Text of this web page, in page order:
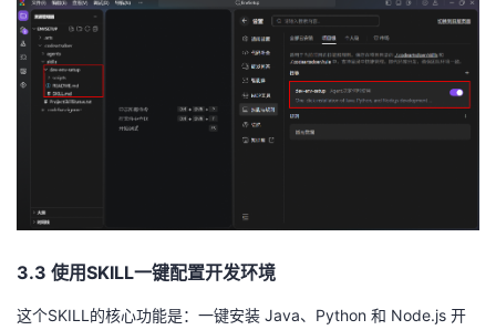
3.3 使用SKILL一键配置开发环境
这个SKILL的核心功能是：一键安装 Java、Python 和 Node.js 开